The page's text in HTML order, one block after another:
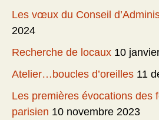
Les vœux du Conseil
2024
Recherche de locaux 10
Atelier…boucles d’oreilles 11
Les premières évocations des
parisien 10 novembre 2023